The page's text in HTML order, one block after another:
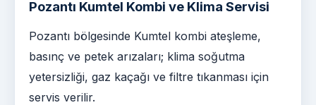
Pozantı Kumtel Kombi ve Klima Servisi
Pozantı bölgesinde Kumtel kombi ateşleme,
basınç ve petek arızaları; klima soğutma
yetersizliği, gaz kaçağı ve filtre tıkanması için
servis verilir.